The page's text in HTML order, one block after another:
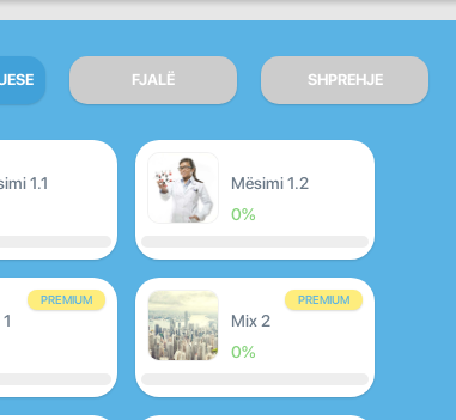
FJALË SHPREHJE
1.1
Mësimi 1.2
0%
PREMIUM PREMIUM
Mix 2
0%